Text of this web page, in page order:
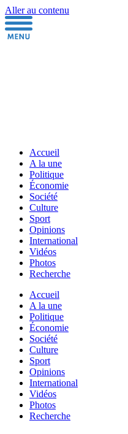
Aller au contenu
Accueil
A la une
Politique
Économie
Société
Culture
Sport
Opinions
International
Vidéos
Photos
Recherche
Accueil
A la une
Politique
Économie
Société
Culture
Sport
Opinions
International
Vidéos
Photos
Recherche